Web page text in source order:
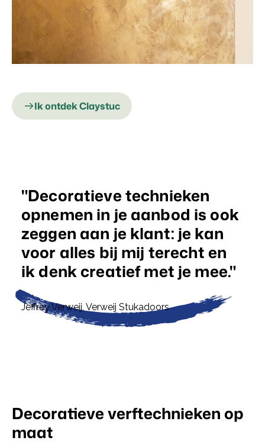
Ik ontdek Claystuc
Decoratieve technieken
opnemen in je aanbod is ook
zeggen aan je klant: je kan
voor alles bij mij terecht en
ik denk creatief met je mee.
Jeffrey Verweij, Verweij Stukadoors
Decoratieve verftechnieken op
maat